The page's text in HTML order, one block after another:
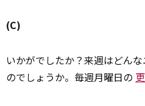
(C)
いかがでしたか？来週はどん
のでしょうか。毎週月曜日の